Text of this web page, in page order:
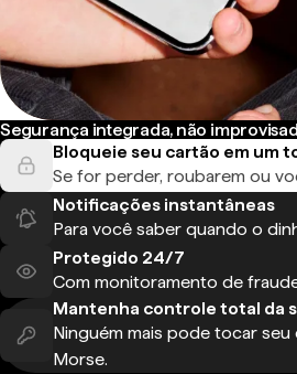
Segurança integrada, não
Bloqueie seu cartão em um
Se for perder, roubarem ou
Notificações instantâneas
Para você saber quando o
Protegido 24/7
Com monitoramento de
Mantenha controle total da
Ninguém mais pode tocar seu
Morse.